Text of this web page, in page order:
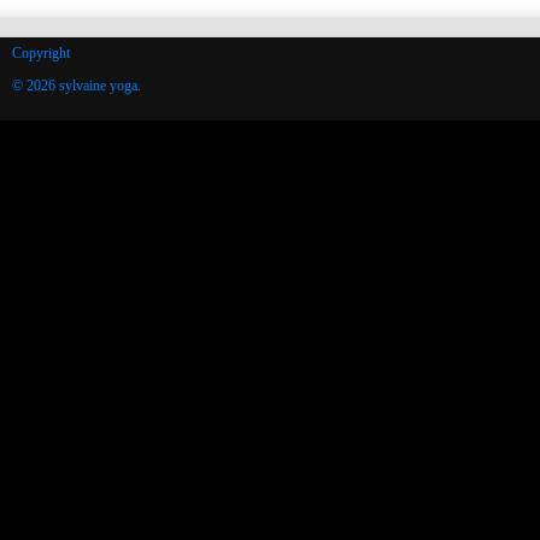
Copyright
© 2026 sylvaine yoga.